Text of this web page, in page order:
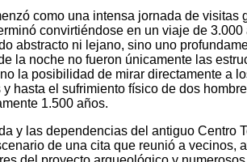
como una intensa jornada de visitas
convirtiéndose en un viaje de
abstracto ni lejano, sino uno
la noche no fueron únicamente las
la posibilidad de mirar directamente a
y hasta el sufrimiento físico de dos
1.500 años.
y las dependencias del antiguo Centro
de una cita que reunió a vecinos,